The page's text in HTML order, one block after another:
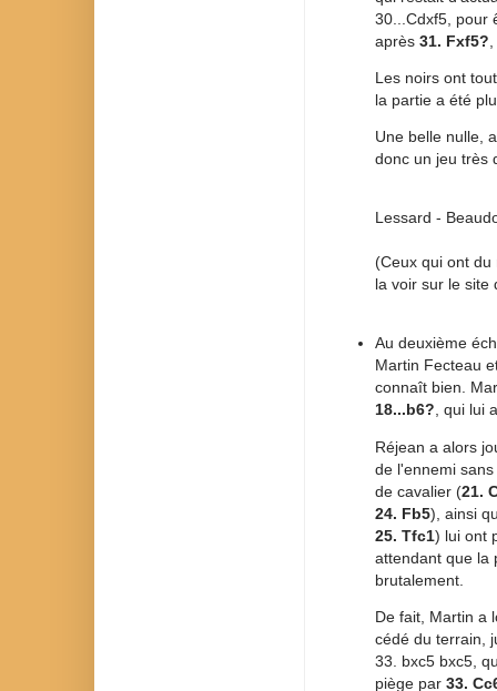
30...Cdxf5, pour
après 31. Fxf5?
Les noirs ont
la partie a été
Une belle nulle,
donc un jeu très
Lessard -
(Ceux qui ont
la voir sur le site
Au deuxième
Martin Fecteau
connaît bien.
18...b6?, qui lui
Réjean a alors
de l'ennemi
de cavalier (21.
24. Fb5), ainsi
25. Tfc1) lui ont
attendant que la
brutalement.
De fait, Martin a
cédé du terrain,
33. bxc5 bxc5,
piège par 33.